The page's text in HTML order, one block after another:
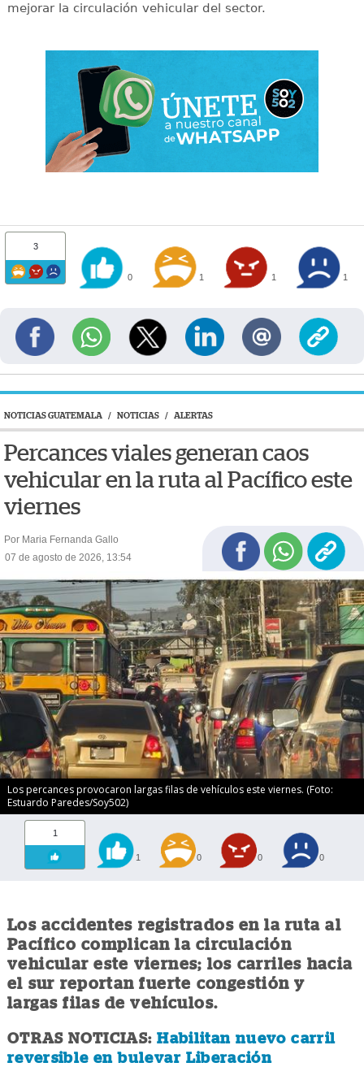
mejorar la circulación vehicular del sector.
3
0 1 1 1
NOTICIAS GUATEMALA / NOTICIAS / ALERTAS
Percances viales generan caos
vehicular en la ruta al Pacífico este
viernes
Por Maria Fernanda Gallo
07 de agosto de 2026, 13:54
Los percances provocaron largas filas de vehículos este viernes. (Foto:
Estuardo Paredes/Soy502)
1
1 0 0 0
Los accidentes registrados en la ruta al
Pacífico complican la circulación
vehicular este viernes; los carriles hacia
el sur reportan fuerte congestión y
largas filas de vehículos.
OTRAS NOTICIAS:Habilitan nuevo carril
reversible en bulevar Liberación